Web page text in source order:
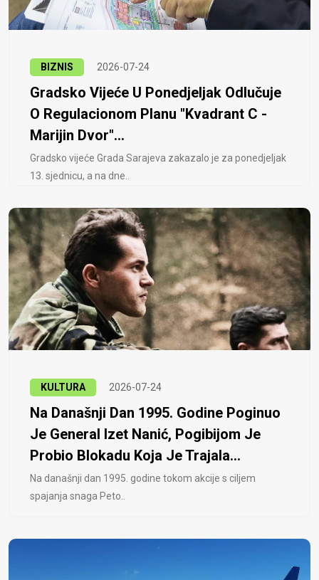
BIZNIS 2026-07-24
Gradsko Vijeće U Ponedjeljak Odlučuje
O Regulacionom Planu "Kvadrant C -
Marijin Dvor"...
Gradsko vijeće Grada Sarajeva zakazalo je za ponedjeljak
13. sjednicu, a na dne..
KULTURA 2026-07-24
Na Današnji Dan 1995. Godine Poginuo
Je General Izet Nanić, Pogibijom Je
Probio Blokadu Koja Je Trajala...
Na današnji dan 1995. godine tokom akcije s ciljem
spajanja snaga Peto..